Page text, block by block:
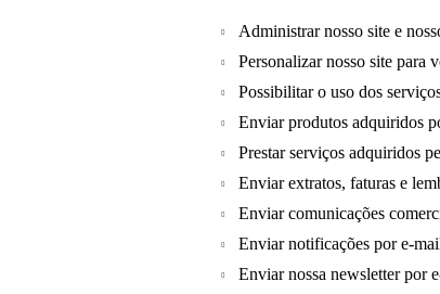
Administrar nosso site e
Personalizar nosso site para
Possibilitar o uso dos
Enviar produtos adquiridos
Prestar serviços adquiridos
Enviar extratos, faturas e
Enviar comunicações
Enviar notificações por e-
Enviar nossa newsletter por